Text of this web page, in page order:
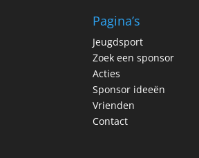
Pagina’s
Jeugdsport
Zoek een sponsor
Acties
Sponsor ideeën
Vrienden
Contact